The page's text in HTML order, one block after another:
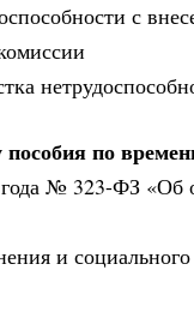
с
по
№ 323-ФЗ «Об
и